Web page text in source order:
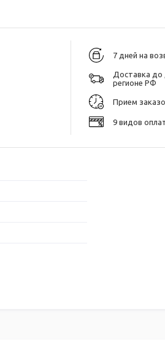
7 дней на
Доставка
регионе РФ
Прием
9 видов